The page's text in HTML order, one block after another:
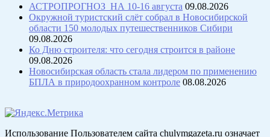
АСТРОПРОГНОЗ НА 10-16 августа 09.08.2026
Окружной туристский слёт собрал в Новосибирской
области 150 молодых путешественников Сибири
09.08.2026
Ко Дню строителя: что сегодня строится в районе
09.08.2026
Новосибирская область стала лидером по применению
БПЛА в природоохранном контроле 08.08.2026
Использование Пользователем сайта chulymgazeta.ru означает